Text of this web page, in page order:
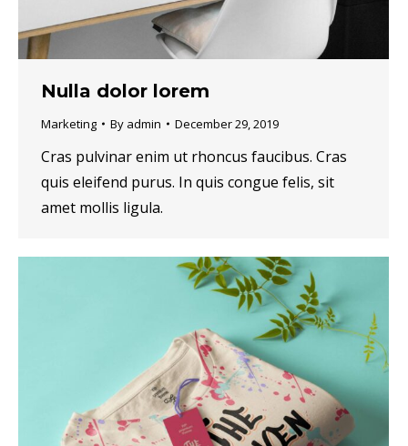
Nulla dolor lorem
Marketing By admin December 29, 2019
Cras pulvinar enim ut rhoncus faucibus. Cras
quis eleifend purus. In quis congue felis, sit
amet mollis ligula.